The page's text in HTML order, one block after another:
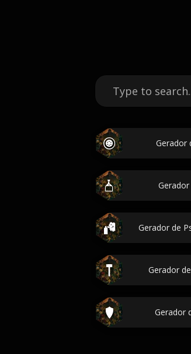
Gerador
Gerador de
Gerador
Gerador